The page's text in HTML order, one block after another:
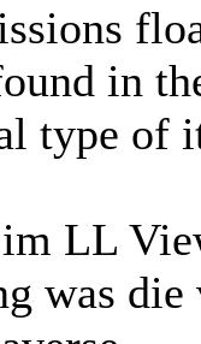
in
type of
LL
was